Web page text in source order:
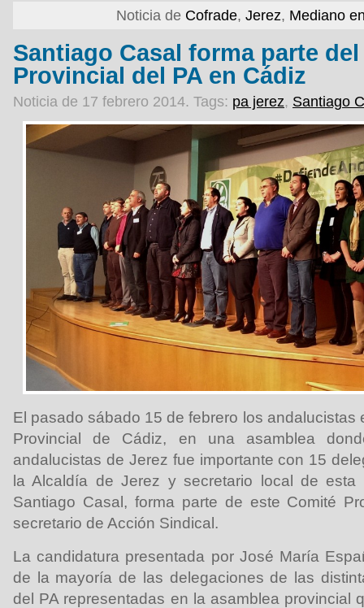
Noticia de Cofrade, Jerez, Mediano
Santiago Casal forma parte
Provincial del PA en Cádiz
Noticia de 17 febrero 2014. Tags: pa jerez, Santiago
El pasado sábado 15 de febrero los andalucistas
Provincial de Cádiz, en una asamblea
andalucistas de Jerez fue importante con 15
la Alcaldía de Jerez y secretario local de esta
Santiago Casal, forma parte de este Comité
secretario de Acción Sindical.
La candidatura presentada por José María
de la mayoría de las delegaciones de las
del PA representadas en la asamblea provincial